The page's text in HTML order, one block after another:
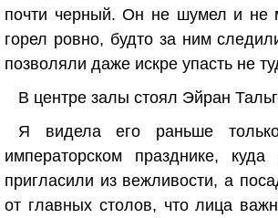
почти черный. Он не шумел и не
горел ровно, будто за ним
позволяли даже искре упасть не
В центре залы стоял Эйран
Я видела его раньше
императорском празднике,
пригласили из вежливости, а
от главных столов, что лица